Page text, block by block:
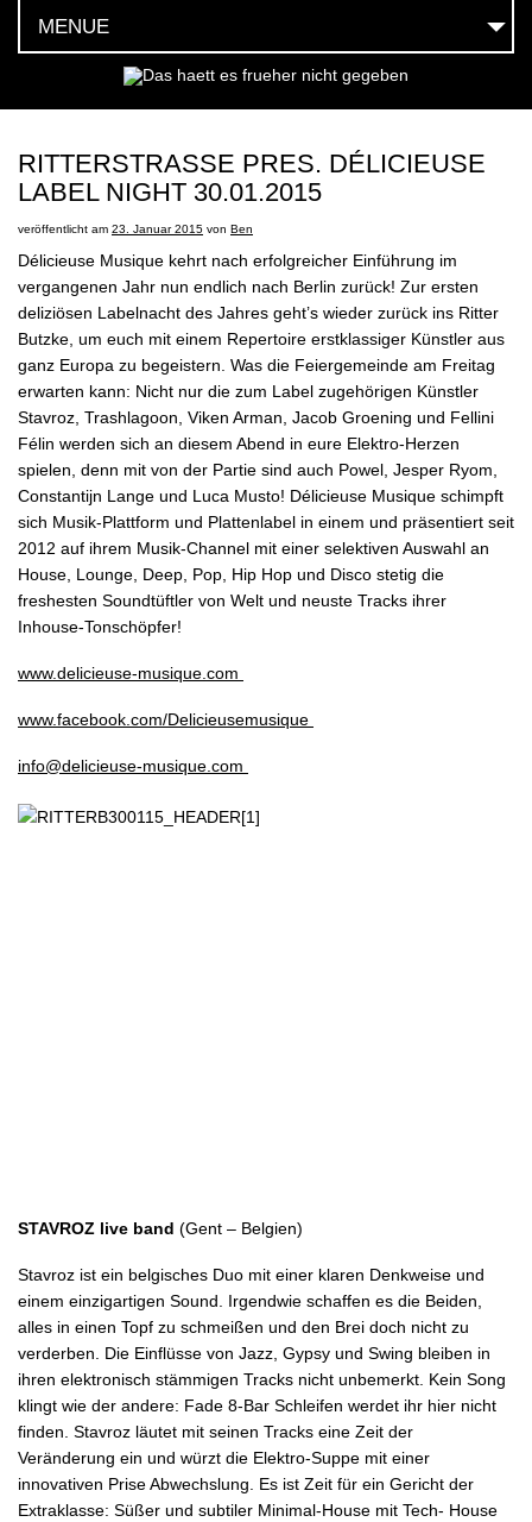
MENUE
HOEREN
FEIERN
MOEGEN
HABEN
SOCIAL
TEAM
KONTAKT
IMPRESSUM
DISCLAIMER
RITTERSTRASSE PRES. DÉLICIEUSE
LABEL NIGHT 30.01.2015
veröffentlicht am 23. Januar 2015 von Ben
Délicieuse Musique kehrt nach erfolgreicher Einführung im
vergangenen Jahr nun endlich nach Berlin zurück! Zur ersten
deliziösen Labelnacht des Jahres geht’s wieder zurück ins Ritter
Butzke, um euch mit einem Repertoire erstklassiger Künstler aus
ganz Europa zu begeistern. Was die Feiergemeinde am Freitag
erwarten kann: Nicht nur die zum Label zugehörigen Künstler
Stavroz, Trashlagoon, Viken Arman, Jacob Groening und Fellini
Félin werden sich an diesem Abend in eure Elektro-Herzen
spielen, denn mit von der Partie sind auch Powel, Jesper Ryom,
Constantijn Lange und Luca Musto! Délicieuse Musique schimpft
sich Musik-Plattform und Plattenlabel in einem und präsentiert seit
2012 auf ihrem Musik-Channel mit einer selektiven Auswahl an
House, Lounge, Deep, Pop, Hip Hop und Disco stetig die
freshesten Soundtüftler von Welt und neuste Tracks ihrer
Inhouse-Tonschöpfer!
www.delicieuse-musique.com
www.facebook.com/Delicieusemusique
info@delicieuse-musique.com
STAVROZ live band (Gent – Belgien)
Stavroz ist ein belgisches Duo mit einer klaren Denkweise und
einem einzigartigen Sound. Irgendwie schaffen es die Beiden,
alles in einen Topf zu schmeißen und den Brei doch nicht zu
verderben. Die Einflüsse von Jazz, Gypsy und Swing bleiben in
ihren elektronisch stämmigen Tracks nicht unbemerkt. Kein Song
klingt wie der andere: Fade 8-Bar Schleifen werdet ihr hier nicht
finden. Stavroz läutet mit seinen Tracks eine Zeit der
Veränderung ein und würzt die Elektro-Suppe mit einer
innovativen Prise Abwechslung. Es ist Zeit für ein Gericht der
Extraklasse: Süßer und subtiler Minimal-House mit Tech- House